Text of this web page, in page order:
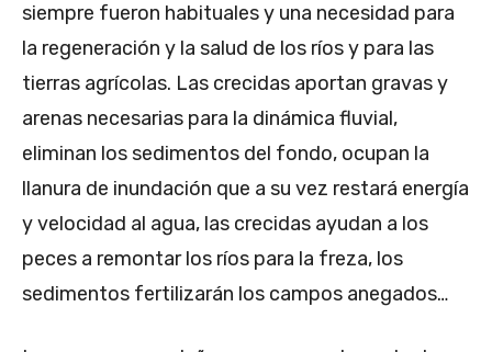
siempre fueron habituales y una necesidad para
la regeneración y la salud de los ríos y para las
tierras agrícolas. Las crecidas aportan gravas y
arenas necesarias para la dinámica fluvial,
eliminan los sedimentos del fondo, ocupan la
llanura de inundación que a su vez restará energía
y velocidad al agua, las crecidas ayudan a los
peces a remontar los ríos para la freza, los
sedimentos fertilizarán los campos anegados…